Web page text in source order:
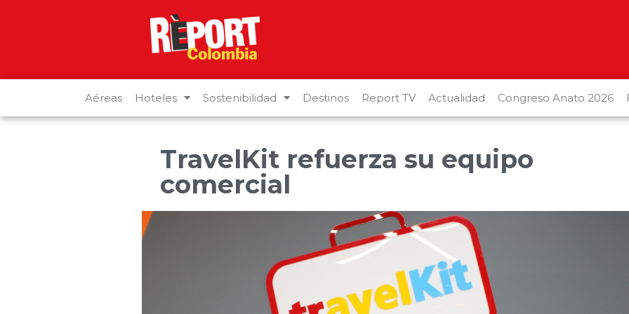
Aéreas Hoteles Sostenibilidad Destinos Report TV Actualidad Congreso Anato 2026
TravelKit refuerza su equipo
comercial